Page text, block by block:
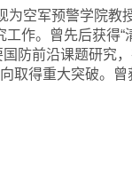
为空军预警学院教
作。曾先后获得“
防前沿课题研究
取得重大突破。